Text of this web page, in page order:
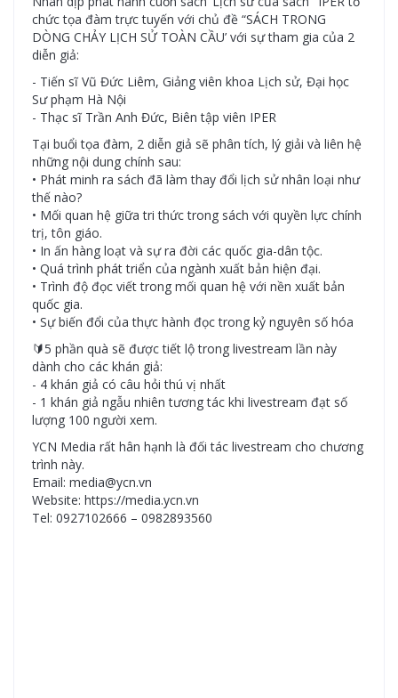
chức tọa đàm trực tuyến với chủ đề “SÁCH TRONG
DÒNG CHẢY LỊCH SỬ TOÀN CẦU’ với sự tham gia của 2
diễn giả:
- Tiến sĩ Vũ Đức Liêm, Giảng viên khoa Lịch sử, Đại học
Sư phạm Hà Nội
- Thạc sĩ Trần Anh Đức, Biên tập viên IPER
Tại buổi tọa đàm, 2 diễn giả sẽ phân tích, lý giải và liên hệ
những nội dung chính sau:
• Phát minh ra sách đã làm thay đổi lịch sử nhân loại như
thế nào?
• Mối quan hệ giữa tri thức trong sách với quyền lực chính
trị, tôn giáo.
• In ấn hàng loạt và sự ra đời các quốc gia-dân tộc.
• Quá trình phát triển của ngành xuất bản hiện đại.
• Trình độ đọc viết trong mối quan hệ với nền xuất bản
quốc gia.
• Sự biến đổi của thực hành đọc trong kỷ nguyên số hóa
🔰5 phần quà sẽ được tiết lộ trong livestream lần này
dành cho các khán giả:
- 4 khán giả có câu hỏi thú vị nhất
- 1 khán giả ngẫu nhiên tương tác khi livestream đạt số
lượng 100 người xem.
YCN Media rất hân hạnh là đối tác livestream cho chương
trình này.
Email: media@ycn.vn
Website: https://media.ycn.vn
Tel: 0927102666 – 0982893560